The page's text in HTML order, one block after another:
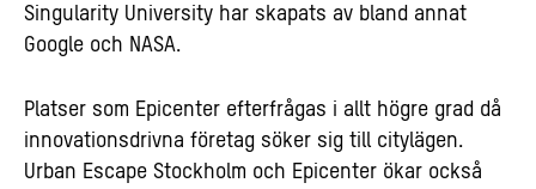
Singularity University har skapats av bland annat
Google och NASA.
Platser som Epicenter efterfrågas i allt högre grad då
innovationsdrivna företag söker sig till citylägen.
Urban Escape Stockholm och Epicenter ökar också